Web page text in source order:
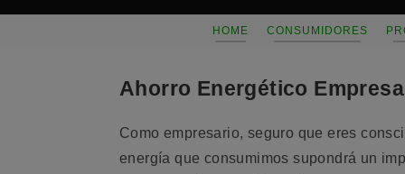
HOME CONSUMIDORES
Ahorro Energético Empresa
Como empresario, seguro que eres
energía que consumimos supondrá un